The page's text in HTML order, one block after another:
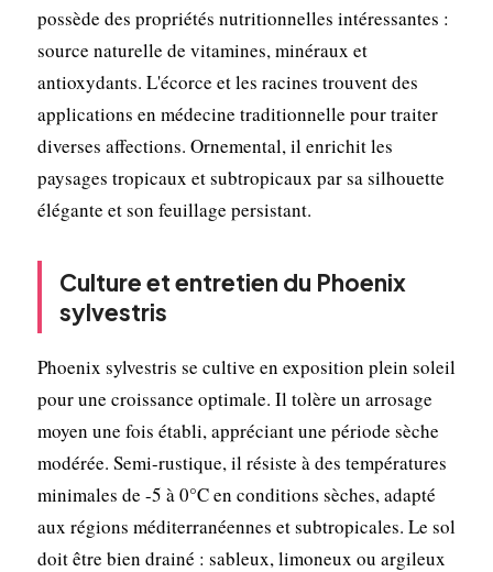
possède des propriétés nutritionnelles intéressantes :
source naturelle de vitamines, minéraux et
antioxydants. L'écorce et les racines trouvent des
applications en médecine traditionnelle pour traiter
diverses affections. Ornemental, il enrichit les
paysages tropicaux et subtropicaux par sa silhouette
élégante et son feuillage persistant.
Culture et entretien du Phoenix
sylvestris
Phoenix sylvestris se cultive en exposition plein soleil
pour une croissance optimale. Il tolère un arrosage
moyen une fois établi, appréciant une période sèche
modérée. Semi-rustique, il résiste à des températures
minimales de -5 à 0°C en conditions sèches, adapté
aux régions méditerranéennes et subtropicales. Le sol
doit être bien drainé : sableux, limoneux ou argileux